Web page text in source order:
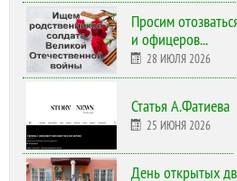
Просим
и офицеров...
28 ИЮЛЯ 2026
Статья А.Фатиева
25 ИЮНЯ 2026
День открытых